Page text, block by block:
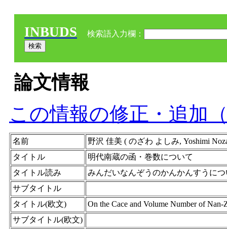
INBUDS 検索語入力欄：
論文情報
この情報の修正・追加
名前
野沢 佳美 ( のざわ よしみ, Yoshimi
タイトル
明代南蔵の函・巻数について
タイトル読み
みんだいなんぞうのかんかんすうに
サブタイトル
タイトル(欧文)
On the Cace and Volume Number of
サブタイトル(欧文)